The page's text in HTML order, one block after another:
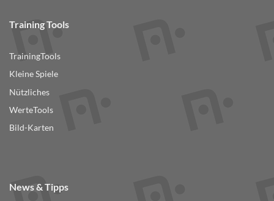
Training Tools
TrainingTools
Kleine Spiele
Nützliches
WerteTools
Bild-Karten
News & Tipps